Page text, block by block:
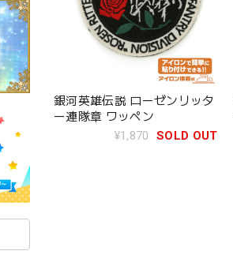
銀河英雄伝説 ローゼンリッタ
ー連隊章 ワッペン
¥1,870
SOLD OUT